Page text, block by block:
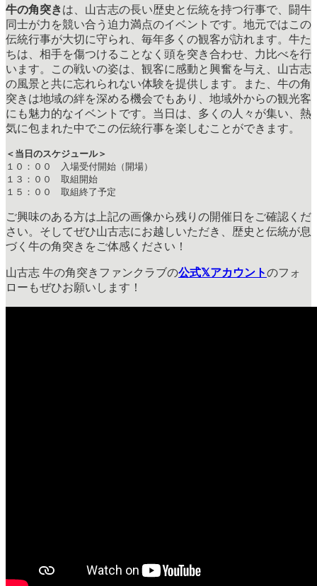
牛の角突きは、山古志の長い歴史と伝統を持つ行事で、闘牛
同士が力を競い合う迫力満点のイベントです。地元ではこの
伝統行事が大切に守られ、毎年多くの観客が訪れます。牛た
ちは、相手を傷つけることなく頭を突き合わせ、力比べを行
います。この戦いの姿は、観客に感動と興奮を与え、山古志
の風景と共に忘れられない体験を提供します。また、牛の角
突きは地域の絆を深める機会でもあり、地域外からの観光客
にも魅力的なイベントです。当日は、多くの人々が集い、熱
気に包まれた中でこの伝統行事を楽しむことができます。
＜当日のスケジュール＞
１０：００　入場受付開始（開場）
１３：００　取組開始
１５：００　取組終了予定
ご興味のある方は上記の画像から残りの開催日をご確認くだ
さい。そしてぜひ山古志にお越しいただき、歴史と伝統が息
づく牛の角突きをご体感ください！
山古志 牛の角突きファンクラブの公式𝕏アカウントのフォ
ローもぜひお願いします！